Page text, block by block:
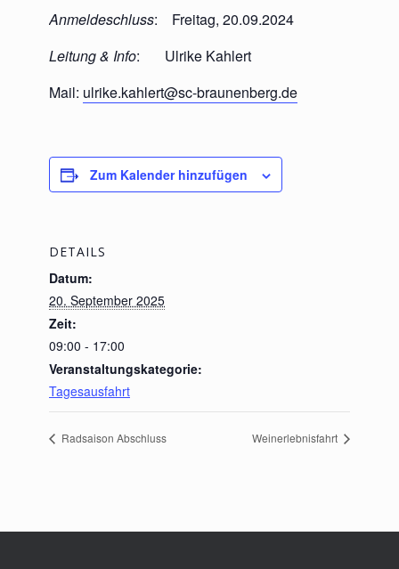
Anmeldeschluss: Freitag, 20.09.2024
Leitung & Info: Ulrike Kahlert
Mail: ulrike.kahlert@sc-braunenberg.de
Zum Kalender hinzufügen
DETAILS
Datum:
20. September 2025
Zeit:
09:00 - 17:00
Veranstaltungskategorie:
Tagesausfahrt
Radsaison Abschluss Weinerlebnisfahrt